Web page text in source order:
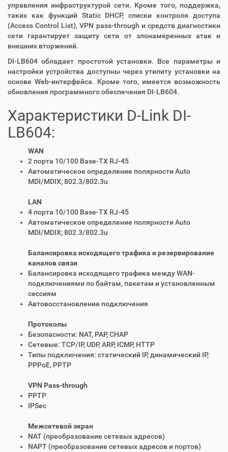
управления инфраструктурой сети. Кроме того, поддержка,
таких как функций Static DHCP, списки контроля доступа
(Access Control List), VPN pass-through и средств диагностики
сети гарантирует защиту сети от злонамеренных атак и
внешних вторжений.
DI-LB604 обладает простотой установки. Все параметры и
настройки устройства доступны через утилиту установки на
основе Web-интерфейса. Кроме того, имеется возможность
обновления программного обеспечения DI-LB604.
Характеристики D-Link DI-
LB604:
WAN
2 порта 10/100 Base-TX RJ-45
Автоматическое определение полярности Auto
MDI/MDIX; 802.3/802.3u
LAN
4 порта 10/100 Base-TX RJ-45
Автоматическое определение полярности Auto
MDI/MDIX; 802.3/802.3u
Балансировка исходящего трафика и резервирование
каналов связи
Балансировка исходящего трафика между WAN-
подключениями по байтам, пакетам и установленным
сессиям
Автовосстановление подключения
Протоколы
Безопасности: NAT, PAP, CHAP
Сетевые: TCP/IP, UDP, ARP, ICMP, HTTP
Типы подключения: статический IP, динамический IP,
PPPoE, PPTP
VPN Pass-through
PPTP
IPSec
Межсетевой экран
NAT (преобразование сетевых адресов)
NAPT (преобразование сетевых адресов и портов)